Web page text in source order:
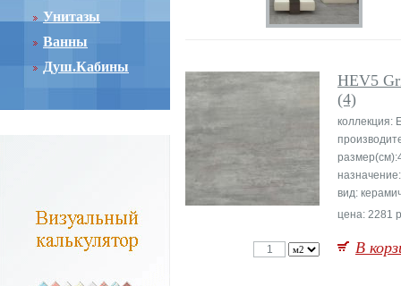
Унитазы
Ванны
Душ.Кабины
HEV5
(4)
коллекция:
вид:
цена: 2281
В